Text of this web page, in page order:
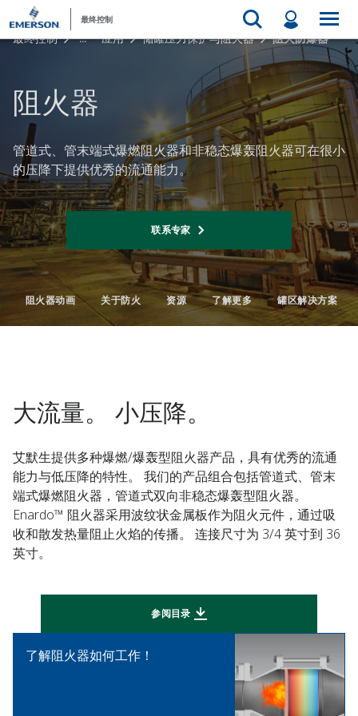
最终控制
最终控制 ... 应用 储罐压力保护与阻火器 阻火防爆器
阻火器
管道式、管末端式爆燃阻火器和非稳态爆轰阻火器可在很小
的压降下提供优秀的流通能力。
联系专家
阻火器动画 关于防火 资源 了解更多 罐区解决方案
大流量。 小压降。
艾默生提供多种爆燃/爆轰型阻火器产品，具有优秀的流通
能力与低压降的特性。 我们的产品组合包括管道式、管末
端式爆燃阻火器，管道式双向非稳态爆轰型阻火器。
Enardo™ 阻火器采用波纹状金属板作为阻火元件，通过吸
收和散发热量阻止火焰的传播。 连接尺寸为 3/4 英寸到 36
英寸。
参阅目录
了解阻火器如何工作！